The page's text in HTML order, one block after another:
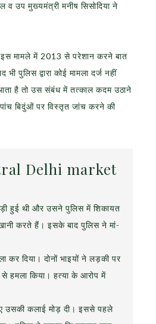
व उप मुख्यमंत्री मनीष सिसोदिया ने
इस मामले में 2013 से परेशान करने बात
द्वारा कोई मामला दर्ज नहीं
है तो उस संबंध में तत्काल कदम उठाने
बिदुंओं पर विस्तृत जांच करने की
Delhi market
हुई थी और उसने पुलिस में शिकायत
करते हैं। इसके बाद पुलिस ने मां-
कर दिया। दोनों भाइयों ने लड़की पर
से हमला किया। हत्या के आरोप में
उसकी कलाई मोड़ दी। इससे पहले